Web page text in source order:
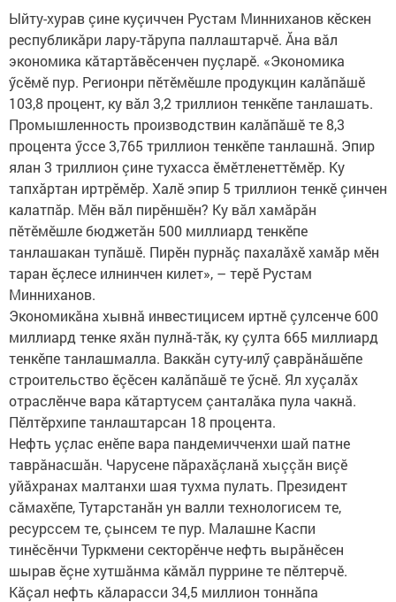
Ыйту-хурав çине куçиччен Рустам Минниханов кӗскен
республикăри лару-тăрупа паллаштарчӗ. Ăна вăл
экономика кăтартăвӗсенчен пуçларӗ. «Экономика
ӳсӗмӗ пур. Регионри пӗтӗмӗшле продукцин калăпăшӗ
103,8 процент, ку вăл 3,2 триллион тенкӗпе танлашать.
Промышленность производствин калăпăшӗ те 8,3
процента ӳссе 3,765 триллион тенкӗпе танлашнă. Эпир
ялан 3 триллион çине тухасса ӗмӗтленеттӗмӗр. Ку
тапхăртан иртрӗмӗр. Халӗ эпир 5 триллион тенкӗ çинчен
калатпăр. Мӗн вăл пирӗншӗн? Ку вăл хамăрăн
пӗтӗмӗшле бюджетăн 500 миллиард тенкӗпе
танлашакан тупăшӗ. Пирӗн пурнăç пахалăхӗ хамăр мӗн
таран ӗçлесе илнинчен килет», – терӗ Рустам
Минниханов.
Экономикăна хывнă инвестицисем иртнӗ çулсенче 600
миллиард тенке яхăн пулнă-тăк, ку çулта 665 миллиард
тенкӗпе танлашмалла. Ваккăн суту-илӳ çаврăнăшӗпе
строительство ӗçӗсен калăпăшӗ те ӳснӗ. Ял хуçалăх
отраслӗнче вара кăтартусем çанталăка пула чакнă.
Пӗлтӗрхипе танлаштарсан 18 процента.
Нефть уçлас енӗпе вара пандемичченхи шай патне
таврăнасшăн. Чарусене пăрахăçланă хыççăн виçӗ
уйăхранах малтанхи шая тухма пулать. Президент
сăмахӗпе, Тутарстанăн ун валли технологисем те,
ресурссем те, çынсем те пур. Малашне Каспи
тинӗсӗнчи Туркмени секторӗнче нефть вырăнӗсен
шырав ӗçне хутшăнма кăмăл пуррине те пӗлтерчӗ.
Кăçал нефть кăларасси 34,5 миллион тоннăпа